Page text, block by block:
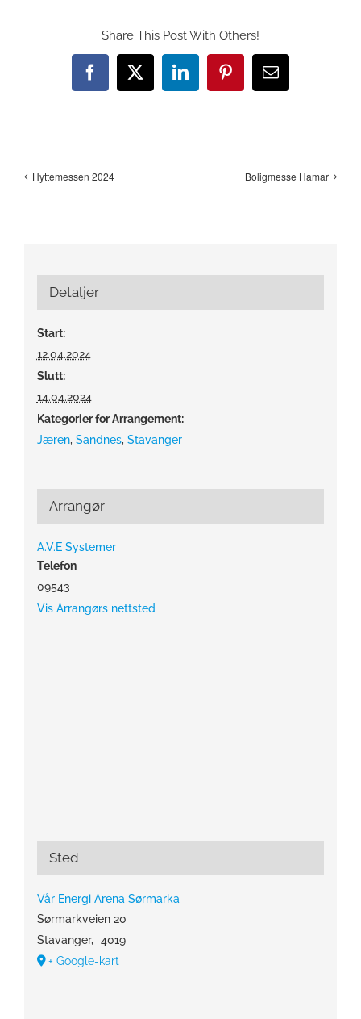
Share This Post With Others!
Facebook
X LinkedInPinterest
E-
post
Hyttemessen 2024 Boligmesse Hamar
Detaljer
Start:
12.04.2024
Slutt:
14.04.2024
Kategorier for Arrangement:
Jæren, Sandnes, Stavanger
Arrangør
A.V.E Systemer
Telefon
09543
Vis Arrangørs nettsted
Sted
Vår Energi Arena Sørmarka
Sørmarkveien 20
Stavanger,
4019
+ Google-kart